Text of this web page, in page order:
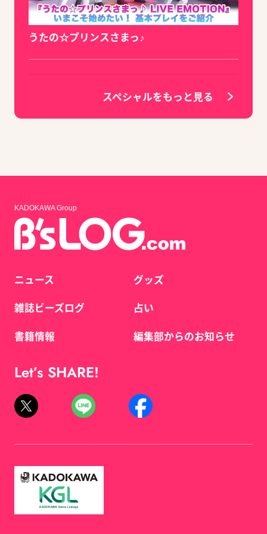
うたの☆プリンスさまっ♪
スペシャルをもっと見る
KADOKAWA Group
ニュース
雑誌ビーズログ
書籍情報
グッズ
占い
編集部からのお知らせ
Let’s SHARE!